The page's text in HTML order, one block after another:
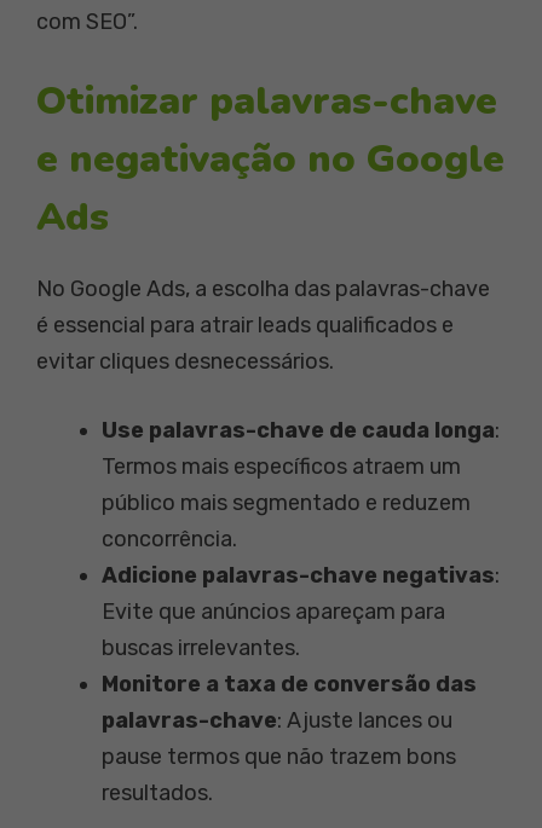
com SEO”.
Otimizar palavras-chave
e negativação no Google
Ads
No Google Ads, a escolha das palavras-chave
é essencial para atrair leads qualificados e
evitar cliques desnecessários.
Use palavras-chave de cauda longa:
Termos mais específicos atraem um
público mais segmentado e reduzem
concorrência.
Adicione palavras-chave negativas:
Evite que anúncios apareçam para
buscas irrelevantes.
Monitore a taxa de conversão das
palavras-chave: Ajuste lances ou
pause termos que não trazem bons
resultados.